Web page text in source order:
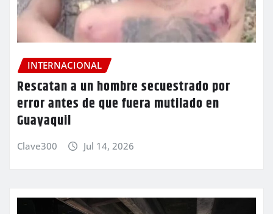
INTERNACIONAL
Rescatan a un hombre secuestrado por
error antes de que fuera mutilado en
Guayaquil
Clave300 Jul 14, 2026